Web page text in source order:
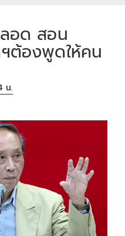
อด สอน
ฯต้องพูดให้คน
น.